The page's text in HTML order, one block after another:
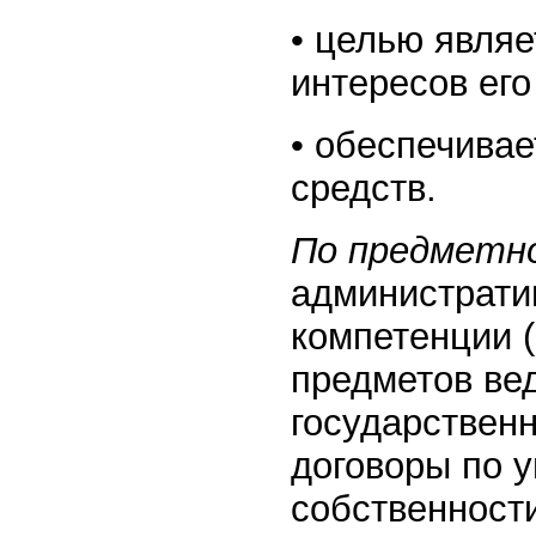
• целью
интересов
•
средств.
По
компетенции
предметов
договоры по